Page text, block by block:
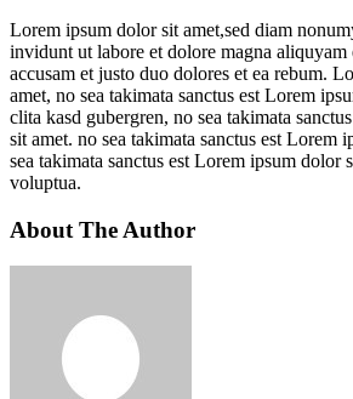
Lorem ipsum dolor sit amet,sed diam
invidunt ut labore et dolore magna aliquyam
accusam et justo duo dolores et ea rebum.
amet, no sea takimata sanctus est Lorem
clita kasd gubergren, no sea takimata
sit amet. no sea takimata sanctus est Lorem
sea takimata sanctus est Lorem ipsum dolor
voluptua.
About The Author